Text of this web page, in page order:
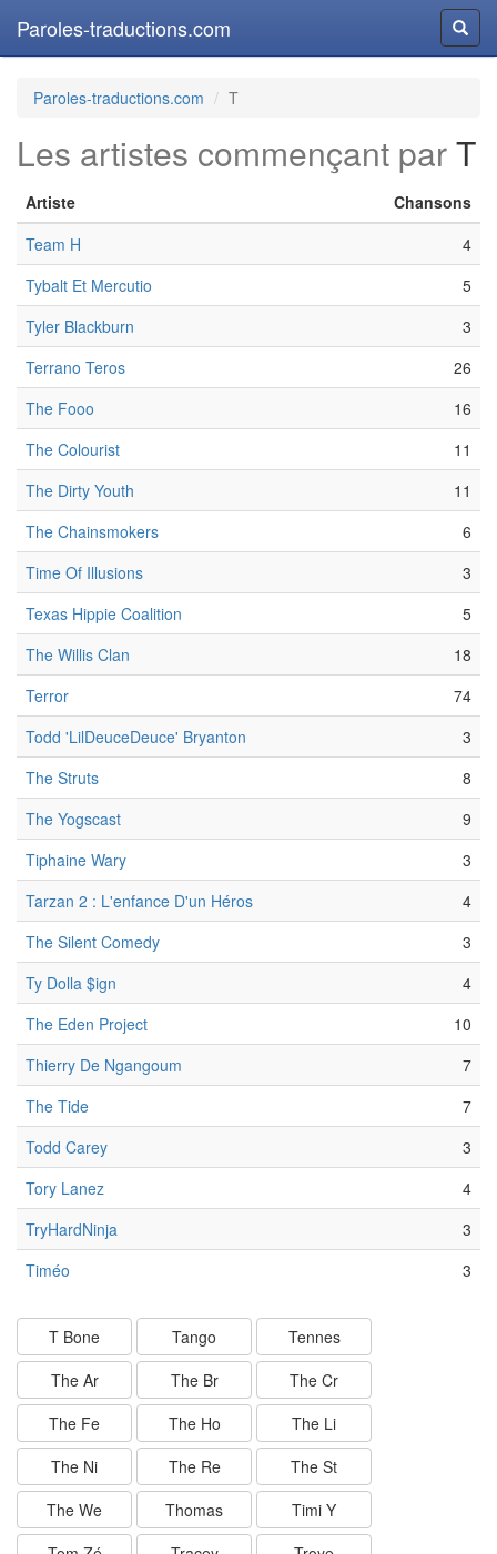
Paroles-traductions.com
Paroles-traductions.com T
Les artistes commençant parT
Artiste
Chansons
Team H
4
Tybalt Et Mercutio
5
Tyler Blackburn
3
Terrano Teros
26
The Fooo
16
The Colourist
11
The Dirty Youth
11
The Chainsmokers
6
Time Of Illusions
3
Texas Hippie Coalition
5
The Willis Clan
18
Terror
74
Todd 'LilDeuceDeuce' Bryanton
3
The Struts
8
The Yogscast
9
Tiphaine Wary
3
Tarzan 2 : L'enfance D'un Héros
4
The Silent Comedy
3
Ty Dolla $ign
4
The Eden Project
10
Thierry De Ngangoum
7
The Tide
7
Todd Carey
3
Tory Lanez
4
TryHardNinja
3
Timéo
3
T Bone Tango
Tennes
The Ar
The Br
The Cr
The Fe
The Ho
The Li
The Ni
The Re
The St
The We
Thomas
Timi Y